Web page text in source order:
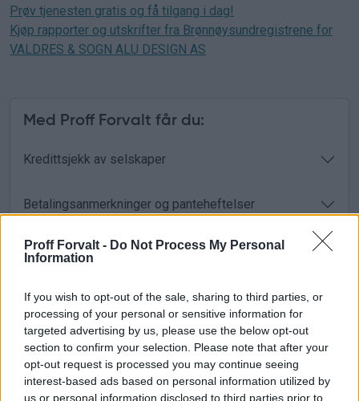
Proff Forvalt - Do Not Process My Personal
Information
If you wish to opt-out of the sale, sharing to third parties, or
processing of your personal or sensitive information for
targeted advertising by us, please use the below opt-out
section to confirm your selection. Please note that after your
opt-out request is processed you may continue seeing
interest-based ads based on personal information utilized by
us or personal information disclosed to third parties prior to
Prøv tjenesten gratis og få tilgang i dag!
Kjøp rapporter og utskrifter fra Brønnøysundregistrene for
VALDRES & SOGN ALU DESIGN AS
Med Proff Forvalt får du:
Kredittsjekk av selskaper
Betalingsanmerkninger og panteheftelser
AI-baserte analyser og risikovurderinger
Varslinger på viktige endringer
Leadsgenerering med bedriftsdata
Oppdatert regnskapsinformasjon og nøkkeltall